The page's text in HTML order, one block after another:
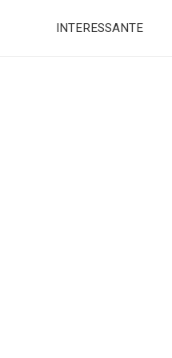
INTERESSANTE